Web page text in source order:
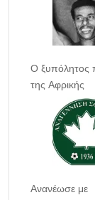
Ο ξυπόλητος
της Αφρικής
Ανανέωσε με